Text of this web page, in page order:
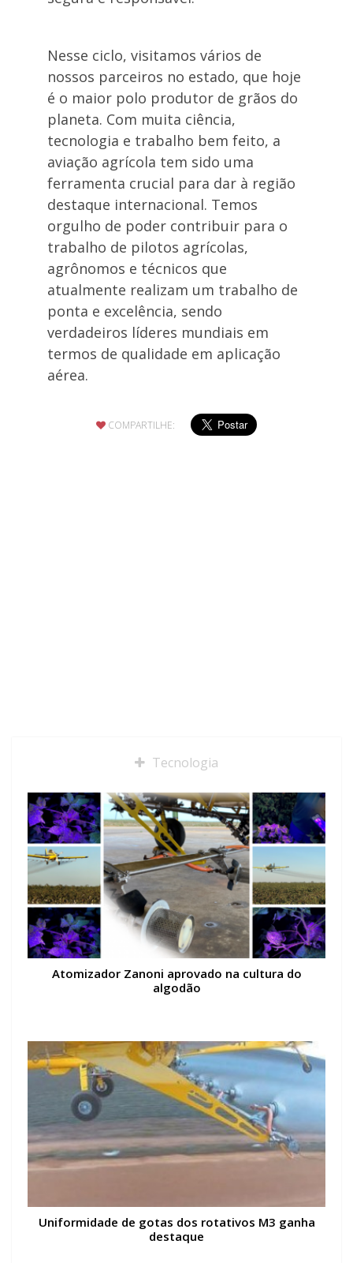
Nesse ciclo, visitamos vários de
nossos parceiros no estado, que hoje
é o maior polo produtor de grãos do
planeta. Com muita ciência,
tecnologia e trabalho bem feito, a
aviação agrícola tem sido uma
ferramenta crucial para dar à região
destaque internacional. Temos
orgulho de poder contribuir para o
trabalho de pilotos agrícolas,
agrônomos e técnicos que
atualmente realizam um trabalho de
ponta e excelência, sendo
verdadeiros líderes mundiais em
termos de qualidade em aplicação
aérea.
COMPARTILHE:
Tecnologia
Atomizador Zanoni aprovado na cultura do
algodão
Uniformidade de gotas dos rotativos M3 ganha
destaque